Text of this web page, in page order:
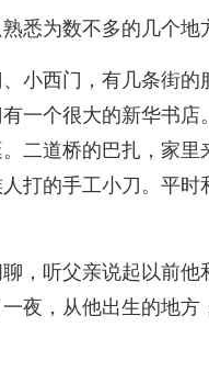
悉为数不多的几个地
小西门，有几条街
一个很大的新华书
二道桥的巴扎，家
打的手工小刀。平时
，听父亲说起以前
夜，从他出生的地方